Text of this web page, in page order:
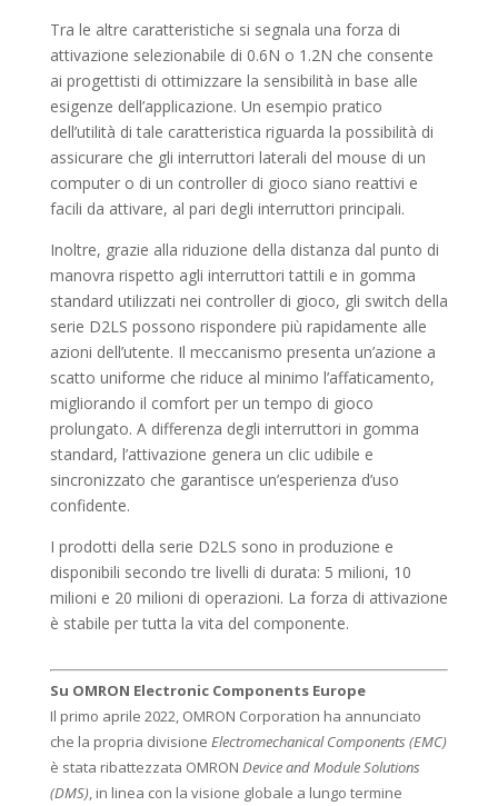
Tra le altre caratteristiche si segnala una forza di
attivazione selezionabile di 0.6N o 1.2N che consente
ai progettisti di ottimizzare la sensibilità in base alle
esigenze dell’applicazione. Un esempio pratico
dell’utilità di tale caratteristica riguarda la possibilità di
assicurare che gli interruttori laterali del mouse di un
computer o di un controller di gioco siano reattivi e
facili da attivare, al pari degli interruttori principali.
Inoltre, grazie alla riduzione della distanza dal punto di
manovra rispetto agli interruttori tattili e in gomma
standard utilizzati nei controller di gioco, gli switch della
serie D2LS possono rispondere più rapidamente alle
azioni dell’utente. Il meccanismo presenta un’azione a
scatto uniforme che riduce al minimo l’affaticamento,
migliorando il comfort per un tempo di gioco
prolungato. A differenza degli interruttori in gomma
standard, l’attivazione genera un clic udibile e
sincronizzato che garantisce un’esperienza d’uso
confidente.
I prodotti della serie D2LS sono in produzione e
disponibili secondo tre livelli di durata: 5 milioni, 10
milioni e 20 milioni di operazioni. La forza di attivazione
è stabile per tutta la vita del componente.
Su OMRON Electronic Components Europe
Il primo aprile 2022, OMRON Corporation ha annunciato
che la propria divisione Electromechanical Components (EMC)
è stata ribattezzata OMRON Device and Module Solutions
(DMS), in linea con la visione globale a lungo termine